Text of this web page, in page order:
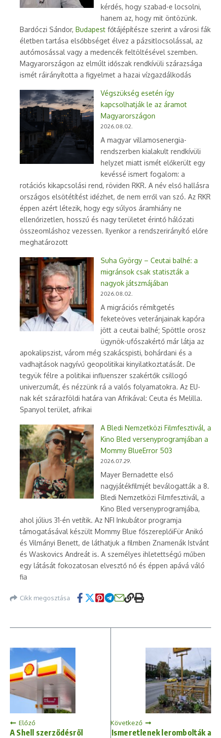
kérdés, hogy szabad-e locsolni,
hanem az, hogy mit öntözünk.
Bardóczi Sándor, Budapest főtájépítésze szerint a városi fák
életben tartása elsőbbséget élvez a pázsitlocsolással, az
autómosással vagy a medencék feltöltésével szemben.
Magyarországon az elmúlt időszak rendkívüli szárazsága
ismét ráirányította a figyelmet a hazai vízgazdálkodás
Végszükség esetén így
kapcsolhatják le az áramot
Magyarországon
2026.08.02.
A magyar villamosenergia-
rendszerben kialakult rendkívüli
helyzet miatt ismét előkerült egy
kevéssé ismert fogalom: a
rotációs kikapcsolási rend, röviden RKR. A név első hallásra
országos elsötétítést idézhet, de nem erről van szó. Az RKR
éppen azért létezik, hogy egy súlyos áramhiány ne
ellenőrizetlen, hosszú és nagy területet érintő hálózati
összeomláshoz vezessen. Ilyenkor a rendszerirányító előre
meghatározott
Suha György – Ceutai balhé: a
migránsok csak statiszták a
nagyok játszmájában
2026.08.02.
A migrációs rémítgetés
feketeöves veteránjainak kapóra
jött a ceutai balhé; Spöttle orosz
ügynök-ufószakértő már látja az
apokalipszist, várom még szakácspisti, bohárdani és a
vadhajtások nagyívű geopolitikai kinyilatkoztatását. De
tegyük félre a politikai influenszer szakértők csillogó
univerzumát, és nézzünk rá a valós folyamatokra. Az EU-
nak két szárazföldi határa van Afrikával: Ceuta és Melilla.
Spanyol terület, afrikai
A Bledi Nemzetközi Filmfesztivál, a
Kino Bled versenyprogramjában a
Mommy BlueError 503
2026.07.29.
Mayer Bernadette első
nagyjátékfilmjét beválogatták a 8.
Bledi Nemzetközi Filmfesztivál, a
Kino Bled versenyprogramjába,
ahol július 31-én vetítik. Az NFI Inkubátor programja
támogatásával készült Mommy Blue főszereplőiFür Anikó
és Vilmányi Benett, de láthatjuk a filmben Znamenák Istvánt
és Waskovics Andreát is. A személyes ihletettségű műben
egy látását fokozatosan elvesztő nő és éppen apává váló
fia
Cikk megosztása
Előző
A Shell szerződésről
Következő
Ismeretlenek lerombolták a